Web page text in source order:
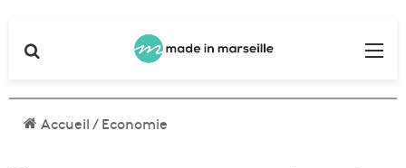
Accueil/Economie